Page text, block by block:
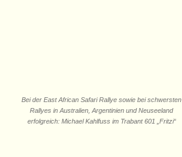
Bei der East African Safari Rallye sowie bei schwersten
Rallyes in Australien, Argentinien und Neuseeland
erfolgreich: Michael Kahlfuss im Trabant 601 „Fritzi“